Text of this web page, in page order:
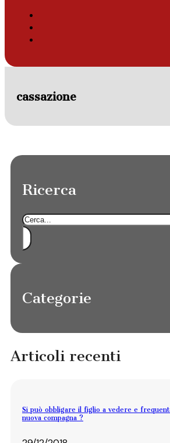
cassazione
Ricerca
Cerca
Categorie
Articoli recenti
Si può obbligare il figlio a vedere e
nuova compagna ?